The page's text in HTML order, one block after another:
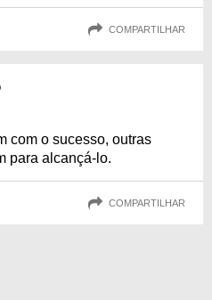
COMPARTILHAR
com o sucesso, outras
para alcançá-lo.
COMPARTILHAR